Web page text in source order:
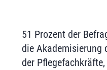
51 Prozent der
die Akademisierung
der